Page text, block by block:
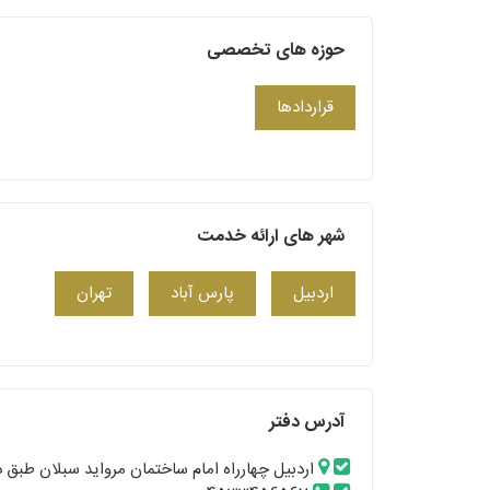
حوزه های تخصصی
قراردادها
شهر های ارائه خدمت
اردبیل پارس آباد تهران
آدرس دفتر
اردبیل چهارراه امام ساختمان مرواید سبلان